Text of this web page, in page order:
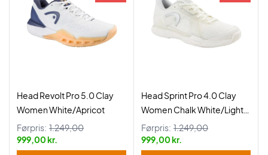
Head Revolt Pro 5.0 Clay
Women White/Apricot
Førpris: 1.249,00
999,00 kr.
Head Sprint Pro 4.0 Clay
Women Chalk White/Light
Grey
Førpris: 1.249,00
999,00 kr.